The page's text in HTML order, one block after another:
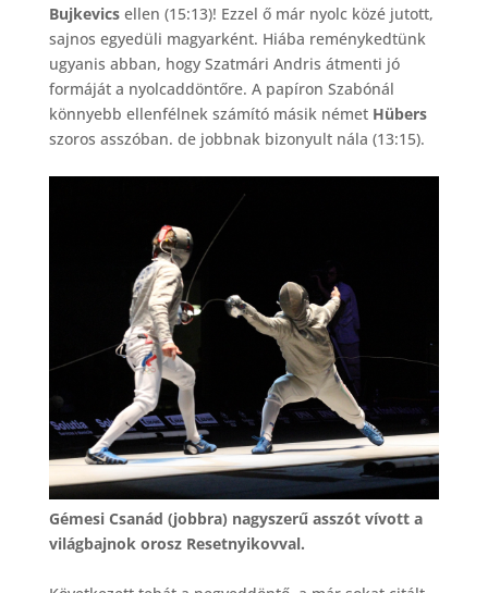
Bujkevicsellen (15:13)! Ezzel ő már nyolc közé jutott,
sajnos egyedüli magyarként. Hiába reménykedtünk
ugyanis abban, hogy Szatmári Andris átmenti jó
formáját a nyolcaddöntőre. A papíron Szabónál
könnyebb ellenfélnek számító másik német Hübers
szoros asszóban. de jobbnak bizonyult nála (13:15).
Gémesi Csanád (jobbra) nagyszerű asszót vívott a
világbajnok orosz Resetnyikovval.